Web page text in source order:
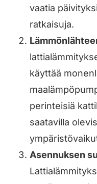
vaatia
ratkaisuja.
käyttää
perinteisiä
saatavilla
Asennuksen